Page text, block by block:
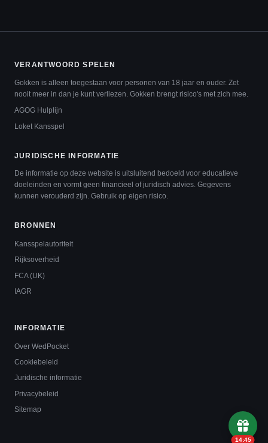
VERANTWOORD SPELEN
Gokken is alleen toegestaan voor personen van 18 jaar en ouder. Zet
nooit meer in dan je kunt verliezen. Gokken brengt risico's met zich mee.
AGOG Hulplijn
Loket Kansspel
JURIDISCHE INFORMATIE
De informatie op deze website is uitsluitend bedoeld voor educatieve
doeleinden en vormt geen financieel of juridisch advies. Gegevens
kunnen verouderd zijn. Gebruik op eigen risico.
BRONNEN
Kansspelautoriteit
Rijksoverheid
FCA (UK)
IAGR
INFORMATIE
Over WedPocket
Cookiebeleid
Juridische informatie
Privacybeleid
Sitemap
14:44